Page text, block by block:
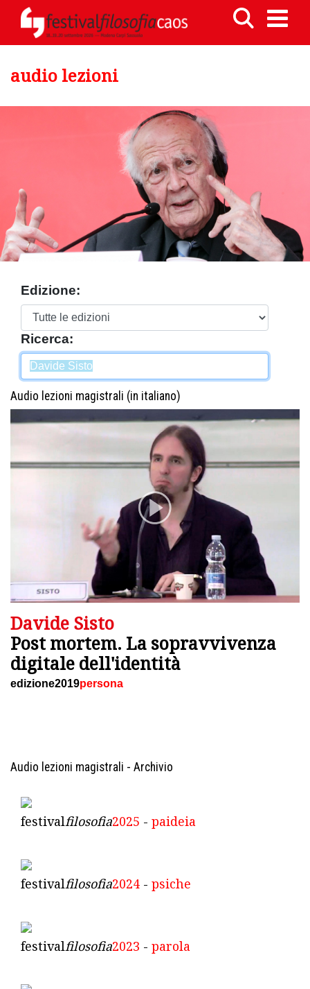
audio lezioni
Edizione:
Ricerca:
Audio lezioni magistrali (in italiano)
Davide Sisto
Post mortem. La sopravvivenza
digitale dell'identità
edizione2019persona
Audio lezioni magistrali - Archivio
festivalfilosofia2025 - paideia
festivalfilosofia2024 - psiche
festivalfilosofia2023 - parola